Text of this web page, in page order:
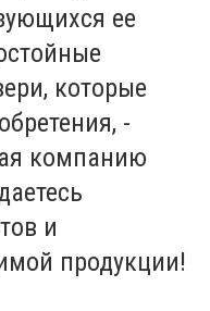
ее
которые
-
компанию
и
продукции!